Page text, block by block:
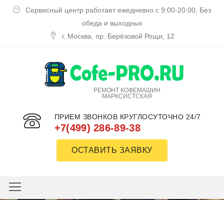
Сервисный центр работает ежедневно с 9:00-20:00, Без
обеда и выходных
г. Москва, пр. Берёзовой Рощи, 12
РЕМОНТ КОФЕМАШИН
МАРКСИСТСКАЯ
ПРИЕМ ЗВОНКОВ КРУГЛОСУТОЧНО 24/7
+7(499) 286-89-38
ОСТАВИТЬ ЗАЯВКУ